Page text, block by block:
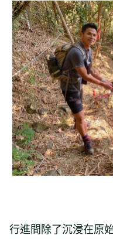
行進間除了沉浸在原